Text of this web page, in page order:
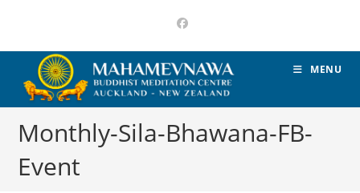
MENU
Monthly-Sila-Bhawana-FB-
Event